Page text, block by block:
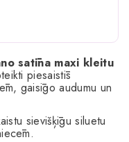
satīna maxi kleitu
piesaistīs
gaisīgo audumu un
sievišķīgu siluetu